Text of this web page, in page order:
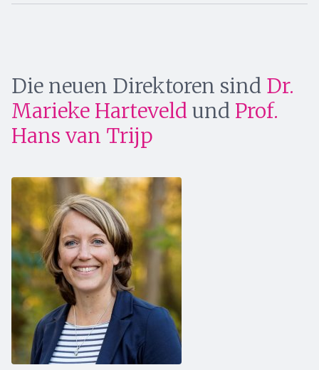
Die neuen Direktoren sind Dr.
Marieke Harteveldund Prof.
Hans van Trijp